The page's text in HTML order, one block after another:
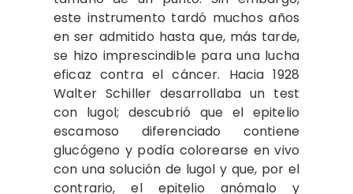
este instrumento tardó muchos años
en ser admitido hasta que, más tarde,
se hizo imprescindible para una lucha
eficaz contra el cáncer. Hacia 1928
Walter Schiller desarrollaba un test
con lugol; descubrió que el epitelio
escamoso diferenciado contiene
glucógeno y podía colorearse en vivo
con una solución de lugol y que, por el
contrario, el epitelio anómalo y